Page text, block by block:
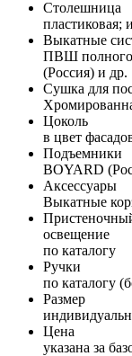
Столешница
пластиковая;
Выкатные
ПВШ полного
(Россия) и др.
Сушка для
Цоколь
в цвет
Подъемники
BOYARD
Аксессуары
Выкатные
освещение
по каталогу
Ручки
по каталогу
Размер
Цена
указана за